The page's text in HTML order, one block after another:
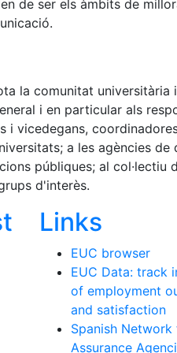
de ser els àmbits de
la comunitat universitària i
i en particular als
i vicedegans,
a les agències
públiques; al
d'interès.
Links
EUC browser
EUC Data: track
of employment
and satisfaction
Spanish
Assurance